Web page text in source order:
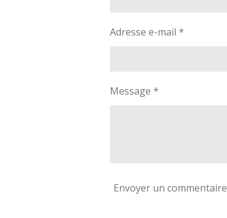
Adresse e-mail *
Message *
Envoyer un commentaire